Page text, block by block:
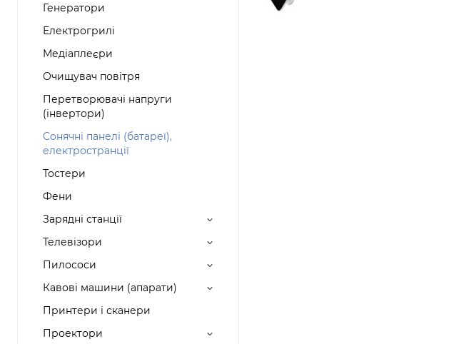
Генератори
Електрогрилі
Медіаплеєри
Очищувач повітря
Перетворювачі напруги
(інвертори)
Сонячні панелі (батареї),
електространції
Тостери
Фени
Зарядні станції
Телевізори
Пилососи
Кавові машини (апарати)
Принтери і сканери
Проектори